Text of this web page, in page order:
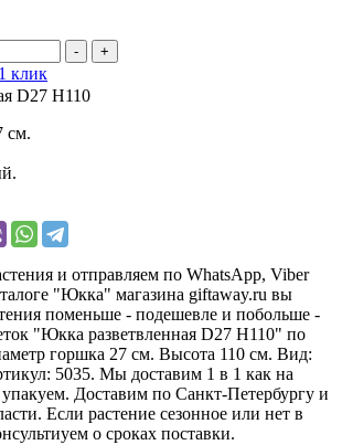
клик
D27 H110
см.
и отправляем по WhatsApp, Viber
"Юкка" магазина giftaway.ru вы
поменьше - подешевле и побольше -
"Юкка разветвленная D27 H110" по
горшка 27 см. Высота 110 см. Вид:
5035. Мы доставим 1 в 1 как на
Доставим по Санкт-Петербургу и
Если растение сезонное или нет в
о сроках поставки.